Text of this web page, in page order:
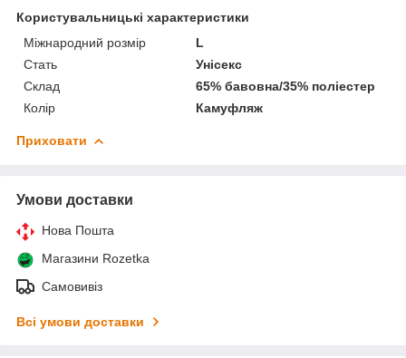
Користувальницькі характеристики
Міжнародний розмір
L
Стать
Унісекс
Склад
65% бавовна/35% поліестер
Колір
Камуфляж
Приховати
Умови доставки
Нова Пошта
Магазини Rozetka
Самовивіз
Всі умови доставки